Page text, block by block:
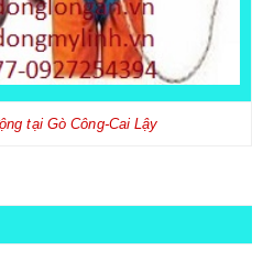
tại Gò Công-Cai Lậy